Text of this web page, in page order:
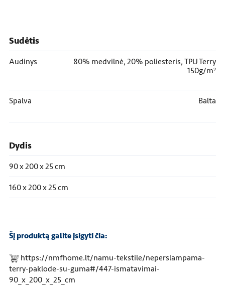
Sudėtis
Audinys 80% medvilnė, 20% poliesteris,TPU Terry
150g/m²
Spalva Balta
Dydis
90 x 200 x 25 cm
160 x 200 x 25 cm
Šį produktą galite įsigyti čia:
https://nmfhome.lt/namu-tekstile/neperslampama-
terry-paklode-su-guma#/447-ismatavimai-
90_x_200_x_25_cm